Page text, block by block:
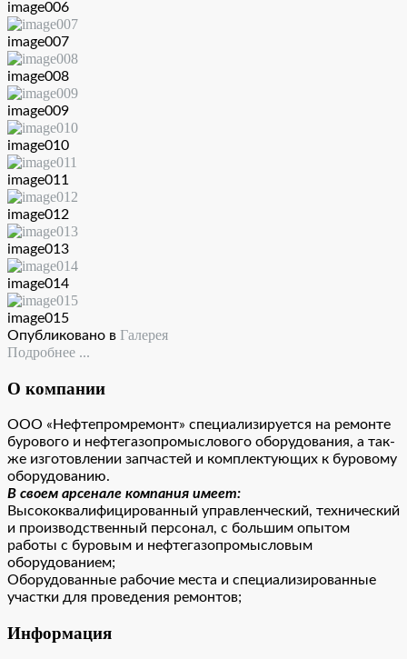
image006
image007
image008
image009
image010
image011
image012
image013
image014
image015
Опубликовано в Галерея
Подробнее ...
О компании
ООО «Нефтепромремонт» специализируется на ремонте
бурового и нефтегазопромыслового оборудования, а так-
же изготовлении запчастей и комплектующих к буровому
оборудованию.
В своем арсенале компания имеет:
Высококвалифицированный управленческий, технический
и производственный персонал, с большим опытом
работы с буровым и нефтегазопромысловым
оборудованием;
Оборудованные рабочие места и специализированные
участки для проведения ремонтов;
Информация